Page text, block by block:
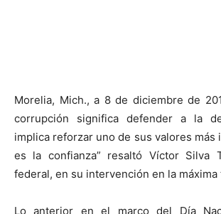
Morelia, Mich., a 8 de diciembre de
corrupción significa defender a la
implica reforzar uno de sus valores más
es la confianza” resaltó Víctor Silva
federal, en su intervención en la
Lo anterior en el marco del Día